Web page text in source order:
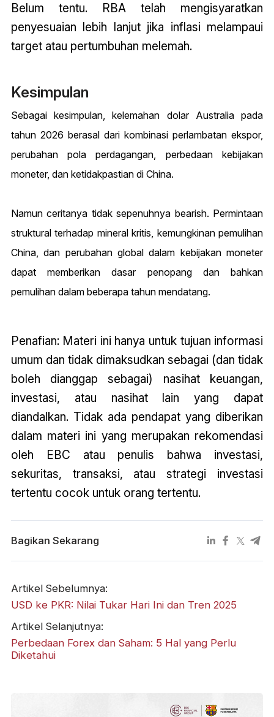
Belum tentu. RBA telah mengisyaratkan
penyesuaian lebih lanjut jika inflasi melampaui
target atau pertumbuhan melemah.
Kesimpulan
Sebagai kesimpulan, kelemahan dolar Australia pada
tahun 2026 berasal dari kombinasi perlambatan ekspor,
perubahan pola perdagangan, perbedaan kebijakan
moneter, dan ketidakpastian di China.
Namun ceritanya tidak sepenuhnya bearish. Permintaan
struktural terhadap mineral kritis, kemungkinan pemulihan
China, dan perubahan global dalam kebijakan moneter
dapat memberikan dasar penopang dan bahkan
pemulihan dalam beberapa tahun mendatang.
Penafian: Materi ini hanya untuk tujuan informasi
umum dan tidak dimaksudkan sebagai (dan tidak
boleh dianggap sebagai) nasihat keuangan,
investasi, atau nasihat lain yang dapat
diandalkan. Tidak ada pendapat yang diberikan
dalam materi ini yang merupakan rekomendasi
oleh EBC atau penulis bahwa investasi,
sekuritas, transaksi, atau strategi investasi
tertentu cocok untuk orang tertentu.
Bagikan Sekarang
Artikel Sebelumnya:
USD ke PKR: Nilai Tukar Hari Ini dan Tren 2025
Artikel Selanjutnya:
Perbedaan Forex dan Saham: 5 Hal yang Perlu
Diketahui